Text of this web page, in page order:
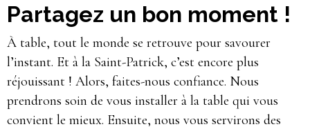
Partagez un bon moment !
À table, tout le monde se retrouve pour savourer
l’instant. Et à la Saint-Patrick, c’est encore plus
réjouissant ! Alors, faites-nous confiance. Nous
prendrons soin de vous installer à la table qui vous
convient le mieux. Ensuite, nous vous servirons des